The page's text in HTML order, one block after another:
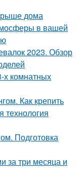
дома
в вашей
2023. Обзор
х комнатных
Как крепить
технология
Подготовка
за три месяца и